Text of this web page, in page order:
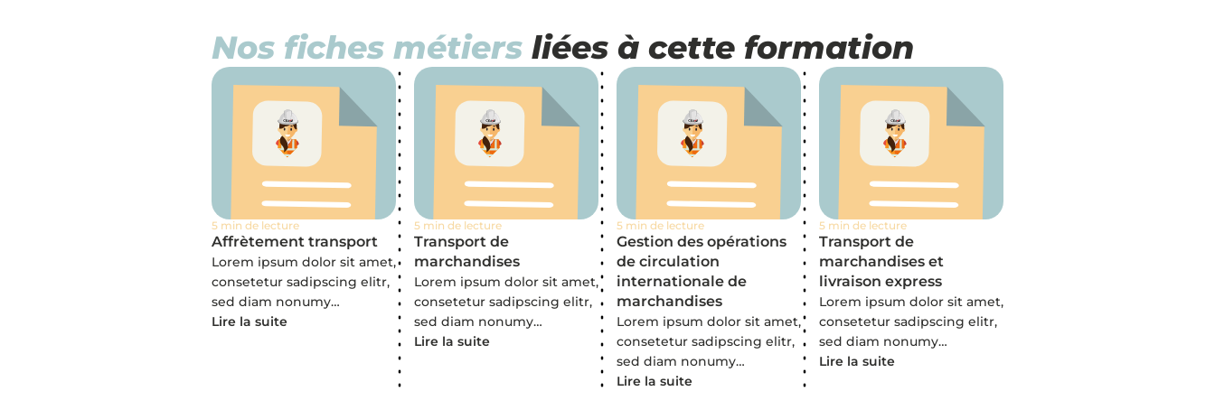
Nos fiches métiers liées à cette formation
5 min de lecture
Affrètement transport
Lorem ipsum dolor sit amet,
consetetur sadipscing elitr,
sed diam nonumy…
Lire la suite
5 min de lecture
Transport de
marchandises
Lorem ipsum dolor sit amet,
consetetur sadipscing elitr,
sed diam nonumy…
Lire la suite
5 min de lecture
Gestion des opérations
de circulation
internationale de
marchandises
Lorem ipsum dolor sit amet,
consetetur sadipscing elitr,
sed diam nonumy…
Lire la suite
5 min de lecture
Transport de
marchandises et
livraison express
Lorem ipsum dolor sit amet,
consetetur sadipscing elitr,
sed diam nonumy…
Lire la suite